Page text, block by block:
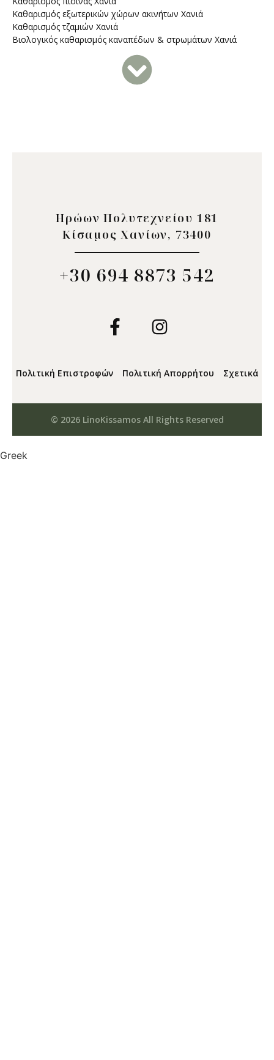
Καθαρισμός εξωτερικών χώρων ακινήτων Χανιά
Καθαρισμός τζαμιών Χανιά
Βιολογικός καθαρισμός καναπέδων & στρωμάτων Χανιά
Ηρώων Πολυτεχνείου 181
Κίσαμος Χανίων, 73400
+30 694 8873 542
Πολιτική Επιστροφών Πολιτική Απορρήτου Σχετικά
© 2026 LinoKissamos All Rights Reserved
Greek